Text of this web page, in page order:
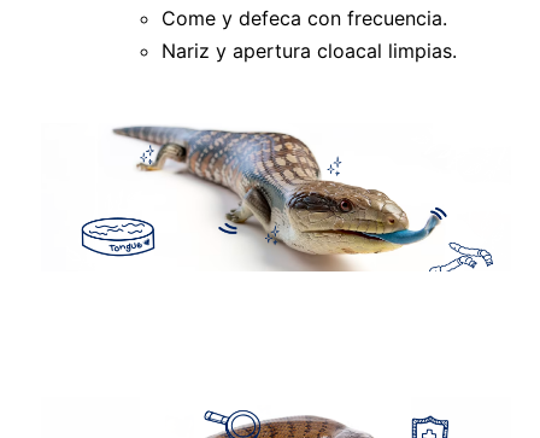
Come y defeca con frecuencia.
Nariz y apertura cloacal limpias.